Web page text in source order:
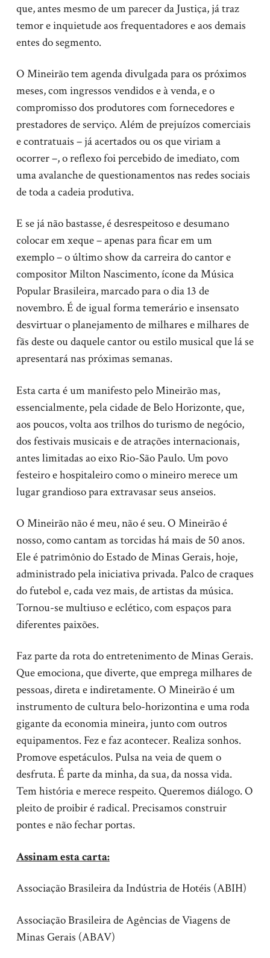
que, antes mesmo de um parecer da Justiça, já traz
temor e inquietude aos frequentadores e aos demais
entes do segmento.
O Mineirão tem agenda divulgada para os próximos
meses, com ingressos vendidos e à venda, e o
compromisso dos produtores com fornecedores e
prestadores de serviço. Além de prejuízos comerciais
e contratuais – já acertados ou os que viriam a
ocorrer –, o reflexo foi percebido de imediato, com
uma avalanche de questionamentos nas redes sociais
de toda a cadeia produtiva.
E se já não bastasse, é desrespeitoso e desumano
colocar em xeque – apenas para ficar em um
exemplo – o último show da carreira do cantor e
compositor Milton Nascimento, ícone da Música
Popular Brasileira, marcado para o dia 13 de
novembro. É de igual forma temerário e insensato
desvirtuar o planejamento de milhares e milhares de
fãs deste ou daquele cantor ou estilo musical que lá se
apresentará nas próximas semanas.
Esta carta é um manifesto pelo Mineirão mas,
essencialmente, pela cidade de Belo Horizonte, que,
aos poucos, volta aos trilhos do turismo de negócio,
dos festivais musicais e de atrações internacionais,
antes limitadas ao eixo Rio-São Paulo. Um povo
festeiro e hospitaleiro como o mineiro merece um
lugar grandioso para extravasar seus anseios.
O Mineirão não é meu, não é seu. O Mineirão é
nosso, como cantam as torcidas há mais de 50 anos.
Ele é patrimônio do Estado de Minas Gerais, hoje,
administrado pela iniciativa privada. Palco de craques
do futebol e, cada vez mais, de artistas da música.
Tornou-se multiuso e eclético, com espaços para
diferentes paixões.
Faz parte da rota do entretenimento de Minas Gerais.
Que emociona, que diverte, que emprega milhares de
pessoas, direta e indiretamente. O Mineirão é um
instrumento de cultura belo-horizontina e uma roda
gigante da economia mineira, junto com outros
equipamentos. Fez e faz acontecer. Realiza sonhos.
Promove espetáculos. Pulsa na veia de quem o
desfruta. É parte da minha, da sua, da nossa vida.
Tem história e merece respeito. Queremos diálogo. O
pleito de proibir é radical. Precisamos construir
pontes e não fechar portas.
Assinam esta carta:
Associação Brasileira da Indústria de Hotéis (ABIH)
Associação Brasileira de Agências de Viagens de
Minas Gerais (ABAV)